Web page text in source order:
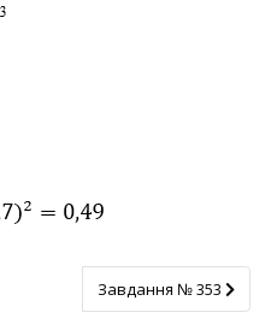
Завдання № 353
Завдання № 353